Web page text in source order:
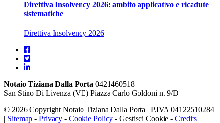
Direttiva Insolvency 2026: ambito applicativo e ricadute
sistematiche
Direttiva Insolvency 2026
Notaio Tiziana Dalla Porta 0421460518
San Stino Di Livenza (VE) Piazza Carlo Goldoni n. 9/D
© 2026 Copyright Notaio Tiziana Dalla Porta | P.IVA 04122510284
| Sitemap - Privacy - Cookie Policy - Gestisci Cookie - Credits